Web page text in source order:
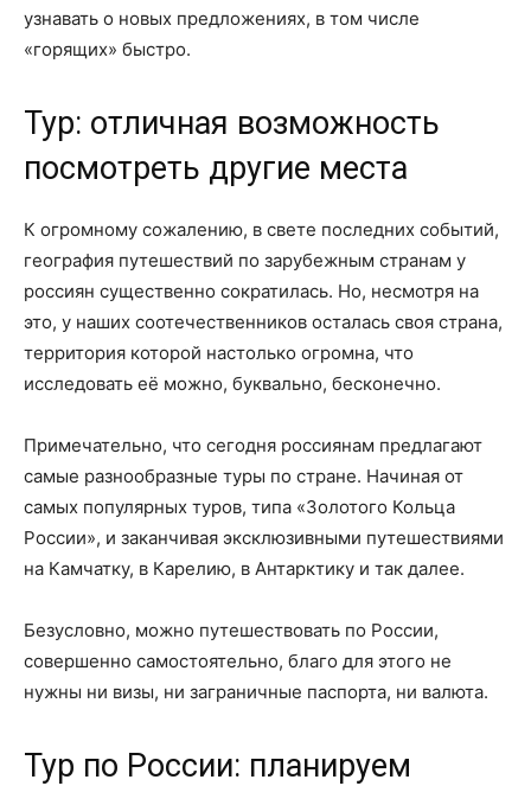
узнавать о новых предложениях, в том числе
«горящих» быстро.
Тур: отличная возможность
посмотреть другие места
К огромному сожалению, в свете последних событий,
география путешествий по зарубежным странам у
россиян существенно сократилась. Но, несмотря на
это, у наших соотечественников осталась своя страна,
территория которой настолько огромна, что
исследовать её можно, буквально, бесконечно.
Примечательно, что сегодня россиянам предлагают
самые разнообразные туры по стране. Начиная от
самых популярных туров, типа «Золотого Кольца
России», и заканчивая эксклюзивными путешествиями
на Камчатку, в Карелию, в Антарктику и так далее.
Безусловно, можно путешествовать по России,
совершенно самостоятельно, благо для этого не
нужны ни визы, ни заграничные паспорта, ни валюта.
Тур по России: планируем